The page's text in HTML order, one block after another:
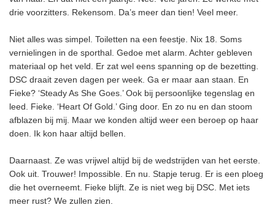
drie voorzitters. Rekensom. Da’s meer dan tien! Veel meer.
Niet alles was simpel. Toiletten na een feestje. Nix 18. Soms
vernielingen in de sporthal. Gedoe met alarm. Achter gebleven
materiaal op het veld. Er zat wel eens spanning op de bezetting.
DSC draait zeven dagen per week. Ga er maar aan staan. En
Fieke? ‘Steady As She Goes.’ Ook bij persoonlijke tegenslag en
leed. Fieke. ‘Heart Of Gold.’ Ging door. En zo nu en dan stoom
afblazen bij mij. Maar we konden altijd weer een beroep op haar
doen. Ik kon haar altijd bellen.
Daarnaast. Ze was vrijwel altijd bij de wedstrijden van het eerste.
Ook uit. Trouwer! Impossible. En nu. Stapje terug. Er is een ploeg
die het overneemt. Fieke blijft. Ze is niet weg bij DSC. Met iets
meer rust? We zullen zien.